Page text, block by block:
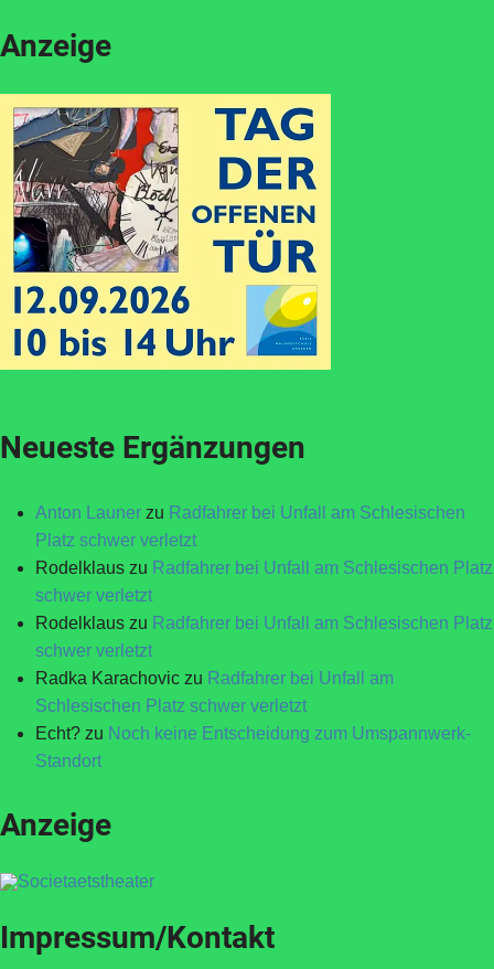
Anzeige
Neueste Ergänzungen
Anton Launer zu Radfahrer bei Unfall am Schlesischen
Platz schwer verletzt
Rodelklaus zu Radfahrer bei Unfall am Schlesischen Platz
schwer verletzt
Rodelklaus zu Radfahrer bei Unfall am Schlesischen Platz
schwer verletzt
Radka Karachovic zu Radfahrer bei Unfall am
Schlesischen Platz schwer verletzt
Echt? zu Noch keine Entscheidung zum Umspannwerk-
Standort
Anzeige
Impressum/Kontakt